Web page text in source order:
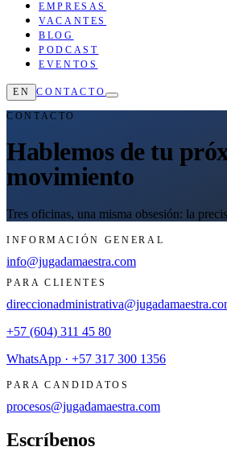
EMPRESAS
VACANTES
BLOG
PODCAST
EVENTOS
EN CONTACTO
CONTACTO
Hablemos de tu
movimiento
Tres oficinas, una misma obsesión: la
INFORMACIÓN GENERAL
info@jugadamaestra.com
PARA CLIENTES
+57 (604) 311 45 80
WhatsApp · +57 317 300 1356
PARA CANDIDATOS
procesos@jugadamaestra.com
Escríbenos